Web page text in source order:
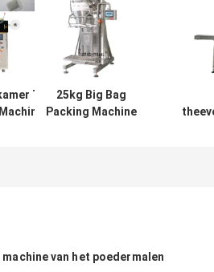
Tea
25kg Big Bag
Packing Machine
machine van het poedermalen